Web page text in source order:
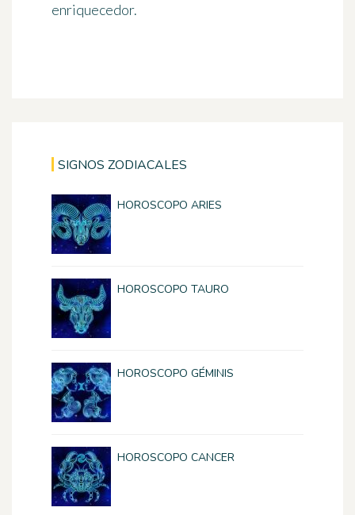
enriquecedor.
SIGNOS ZODIACALES
HOROSCOPO ARIES
HOROSCOPO TAURO
HOROSCOPO GÉMINIS
HOROSCOPO CANCER